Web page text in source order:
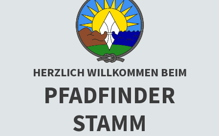
HERZLICH WILLKOMMEN BEIM
PFADFINDER
STAMM